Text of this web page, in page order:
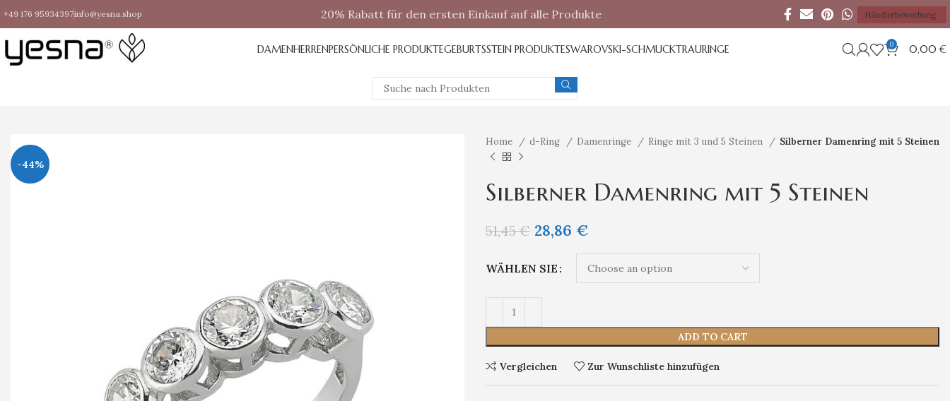
+49 176 95934397info@yesna.shop 20% Rabatt für den ersten Einkauf auf alle Produkte Händlerbewerbung
DAMENHERRENPERSÖNLICHE PRODUKTEGEBURTSSTEIN PRODUKTESWAROVSKI-SCHMUCKTRAURINGE 0 0,00 €
-44%
Home d-Ring Damenringe Ringe mit 3 und 5 Steinen Silberner Damenring mit 5 Steinen
Silberner Damenring mit 5 Steinen
51,45€ 28,86 €
WÄHLEN SIE
ADD TO CART
Vergleichen Zur Wunschliste hinzufügen